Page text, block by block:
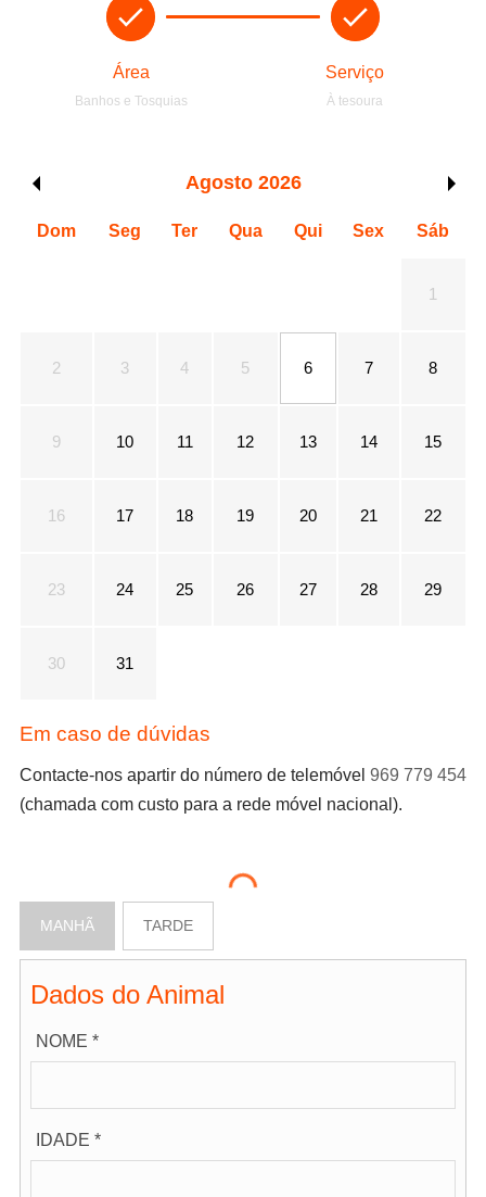
Área
Banhos e Tosquias
Serviço
À tesoura
Agosto 2026
Dom Seg Ter Qua Qui Sex Sáb
1
2 3 4 5 6 7 8
9 10 11 12 13 14 15
16 17 18 19 20 21 22
23 24 25 26 27 28 29
30 31
Em caso de dúvidas
Contacte-nos apartir do número de telemóvel 969 779 454
(chamada com custo para a rede móvel nacional).
MANHÃ TARDE
Dados do Animal
NOME *
IDADE *